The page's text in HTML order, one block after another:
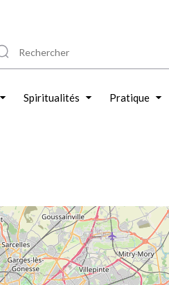
Spiritualités Pratique